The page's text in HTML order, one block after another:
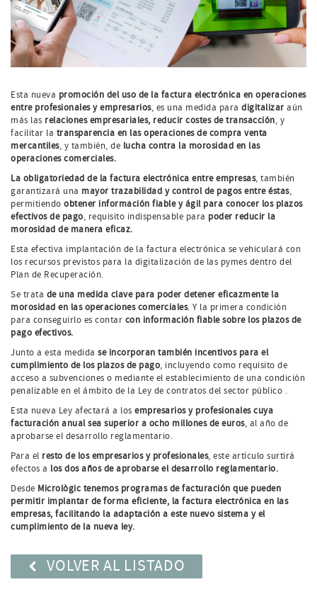
Esta nueva promoción del uso de la factura electrónica en operaciones
entre profesionales y empresarios, es una medida para digitalizar aún
más las relaciones empresariales, reducir costes de transacción, y
facilitar la transparencia en las operaciones de compra venta
mercantiles, y también, de lucha contra la morosidad en las
operaciones comerciales.
La obligatoriedad de la factura electrónica entre empresas, también
garantizará una mayor trazabilidad y control de pagos entre éstas,
permitiendo obtener información fiable y ágil para conocer los plazos
efectivos de pago, requisito indispensable para poder reducir la
morosidad de manera eficaz.
Esta efectiva implantación de la factura electrónica se vehiculará con
los recursos previstos para la digitalización de las pymes dentro del
Plan de Recuperación.
Se trata de una medida clave para poder detener eficazmente la
morosidad en las operaciones comerciales. Y la primera condición
para conseguirlo es contar con información fiable sobre los plazos de
pago efectivos.
Junto a esta medida se incorporan también incentivos para el
cumplimiento de los plazos de pago, incluyendo como requisito de
acceso a subvenciones o mediante el establecimiento de una condición
penalizable en el ámbito de la Ley de contratos del sector público .
Esta nueva Ley afectará a los empresarios y profesionales cuya
facturación anual sea superior a ocho millones de euros, al año de
aprobarse el desarrollo reglamentario.
Para el resto de los empresarios y profesionales, este artículo surtirá
efectos a los dos años de aprobarse el desarrollo reglamentario.
Desde Micrològic tenemos programas de facturación que pueden
permitir implantar de forma eficiente, la factura electrónica en las
empresas, facilitando la adaptación a este nuevo sistema y el
cumplimiento de la nueva ley.
VOLVER AL LISTADO